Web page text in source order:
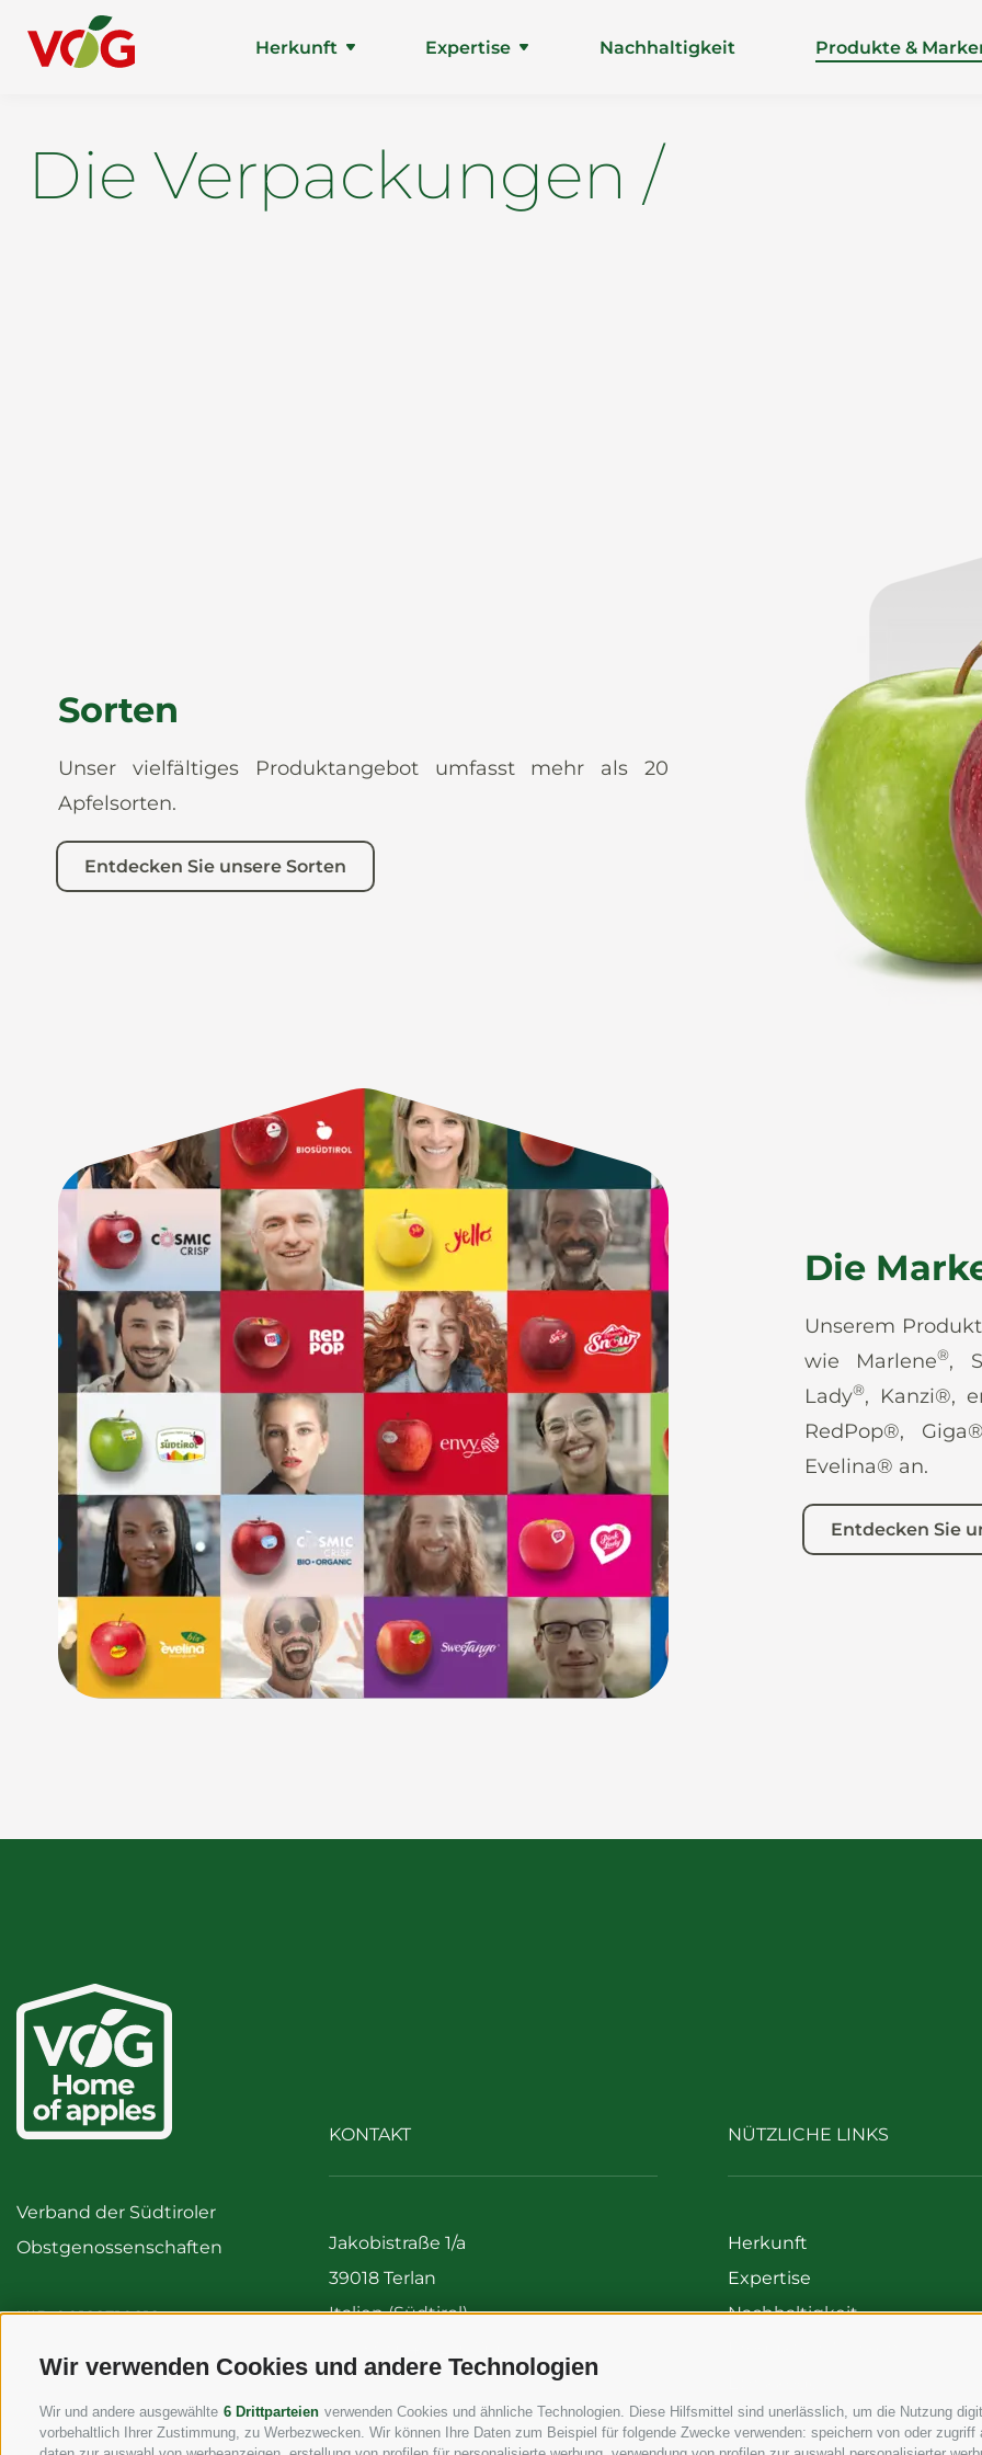
Wir verwenden Cookies und andere Technologien
Wir und andere ausgewählte 6 Drittparteien verwenden Cookies und ähnliche Technologien. Diese Hilfsmittel sind unerlässlich, um die Nutzung
vorbehaltlich Ihrer Zustimmung, zu Werbezwecken. Wir können Ihre Daten zum Beispiel für folgende Zwecke verwenden: speichern von oder
Herkunft Expertise Nachhaltigkeit Produkte &
Die Verpackungen /
Sorten
Unser vielfältiges Produktangebot umfasst mehr als 20
Apfelsorten.
Entdecken Sie unsere Sorten
Die
Unserem
wie Marlene®,
Lady®, Kanzi®,
RedPop®,
Evelina® an.
Entdecken Sie
Verband der Südtiroler
Obstgenossenschaften
UID 00122310212
KONTAKT
Jakobistraße 1/a
39018 Terlan
Italien (Südtirol)
info@vog.it
NÜTZLICHE LINKS
Herkunft
Expertise
Nachhaltigkeit
Organisationsmodell